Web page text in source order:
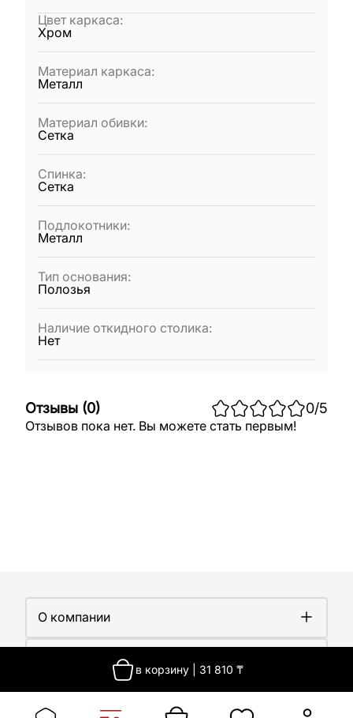
в корзину| 31 810 ₸
Цвет каркаса:
Хром
Материал каркаса:
Металл
Материал обивки:
Сетка
Спинка:
Сетка
Подлокотники:
Металл
Тип основания:
Полозья
Наличие откидного столика:
Нет
Отзывы (0) 0/5
Отзывов пока нет. Вы можете стать первым!
О компании
О компании
Новости
Контакты
Покупателям